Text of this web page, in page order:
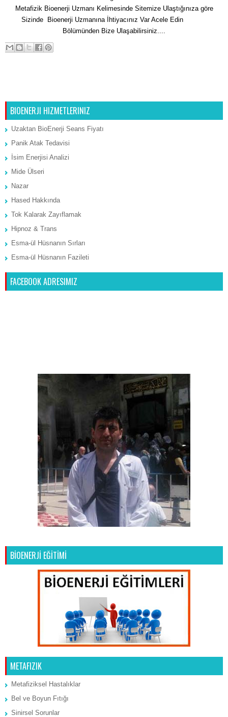
Metafizik Bioenerji Uzmanı Kelimesinde Sitemize Ulaştığınıza göre
Sizinde Bioenerji Uzmanına İhtiyacınız Var Acele Edin
Bölümünden Bize Ulaşabilirsiniz....
BIOENERJI HIZMETLERINIZ
Uzaktan BioEnerji Seans Fiyatı
Panik Atak Tedavisi
İsim Enerjisi Analizi
Mide Ülseri
Nazar
Hased Hakkında
Tok Kalarak Zayıflamak
Hipnoz & Trans
Esma-ül Hüsnanın Sırları
Esma-ül Hüsnanın Fazileti
FACEBOOK ADRESIMIZ
BİOENERJİ EĞİTİMİ
METAFIZIK
Metafiziksel Hastalıklar
Bel ve Boyun Fıtığı
Sinirsel Sorunlar